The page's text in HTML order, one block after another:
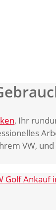
, Ihr
VW,